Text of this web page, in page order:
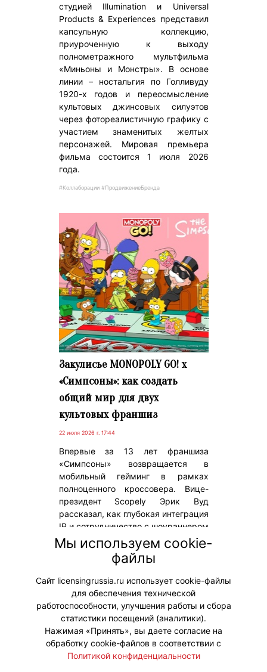
студией Illumination и Universal
Products & Experiences представил
капсульную коллекцию,
приуроченную к выходу
полнометражного мультфильма
«Миньоны и Монстры». В основе
линии – ностальгия по Голливуду
1920-х годов и переосмысление
культовых джинсовых силуэтов
через фотореалистичную графику с
участием знаменитых желтых
персонажей. Мировая премьера
фильма состоится 1 июля 2026
года.
#Коллаборации #ПродвижениеБренда
Закулисье MONOPOLY GO! x
«Симпсоны»: как создать
общий мир для двух
культовых франшиз
22 июля 2026 г. 17:44
Впервые за 13 лет франшиза
«Симпсоны» возвращается в
мобильный гейминг в рамках
полноценного кроссовера. Вице-
президент Scopely Эрик Вуд
рассказал, как глубокая интеграция
IP и сотрудничество с шоураннером
сериала позволили сформировать
абсолютно новый подход к игровым
#ПродвижениеБренда
Мы используем cookie-
файлы
Сайт licensingrussia.ru использует cookie-файлы
для обеспечения технической
работоспособности, улучшения работы и сбора
статистики посещений (аналитики).
Нажимая «Принять», вы даете согласие на
обработку cookie-файлов в соответствии с
Политикой конфиденциальности